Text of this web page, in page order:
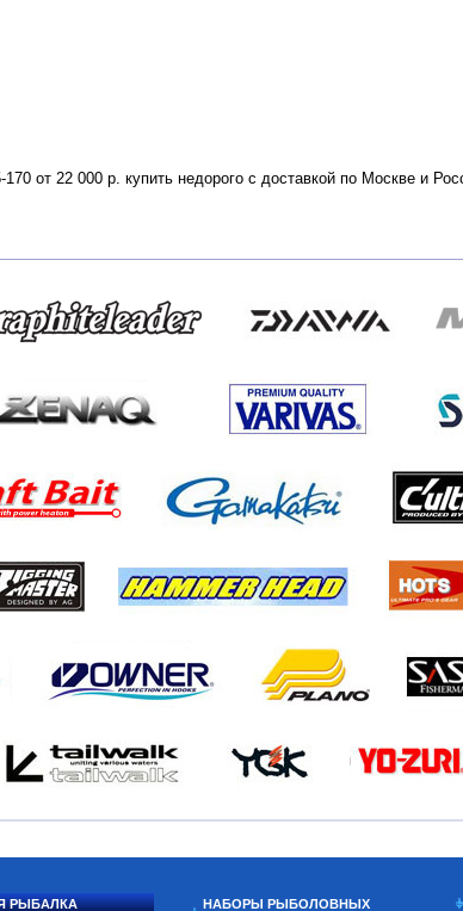
от 22 000 р. купить недорого с доставкой по Москве и
РЫБАЛКА НАБОРЫ РЫБОЛОВНЫХ